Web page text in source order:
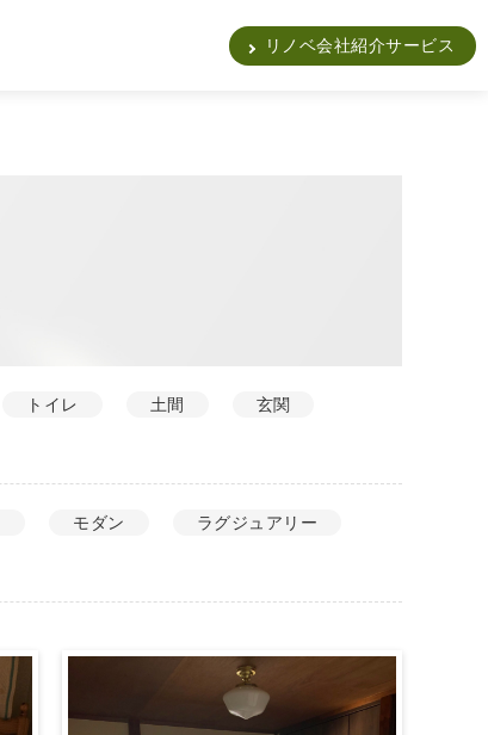
リノベ会社紹介サービス
トイレ 土間 玄関
モダン ラグジュアリー